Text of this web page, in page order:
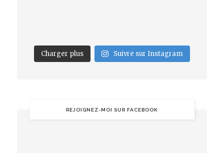
Charger plus Suivre sur Instagram
REJOIGNEZ-MOI SUR FACEBOOK